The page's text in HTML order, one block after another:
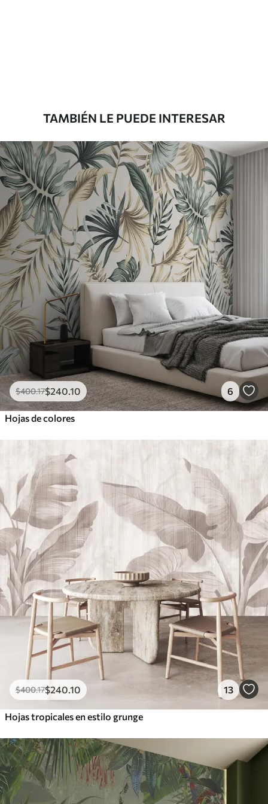
Vinilo Premium
1266.67$760.00/m²
Peel and Stick
1533.33$920.00/m²
TAMBIÉN LE PUEDE INTERESAR
$400.17$240 .10 6
Hojas de colores
$400.17$240 .10 13
Hojas tropicales en estilo grunge